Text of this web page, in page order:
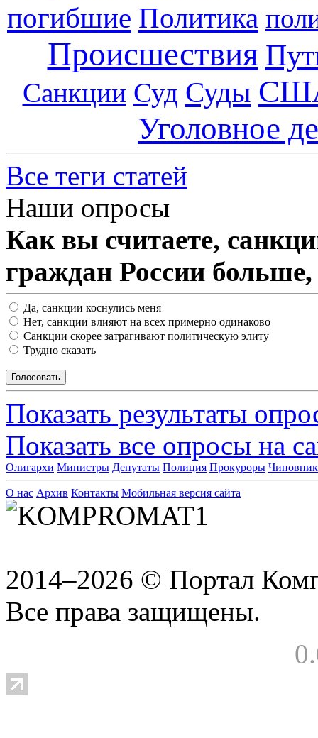
погибшие Политика
Происшествия
Санкции Суд Суды
Уголовное
Все теги статей
Наши опросы
Как вы считаете,
граждан России
Да, санкции коснулись меня
Нет, санкции влияют на всех примерно одинаково
Санкции скорее затрагивают политическую элиту
Трудно сказать
Показать результаты
Показать все опросы на
Олигархи Министры Депутаты Полиция Прокуроры
О нас Архив Контакты Мобильная версия сайта
2014–2026 © Портал
Все права защищены.